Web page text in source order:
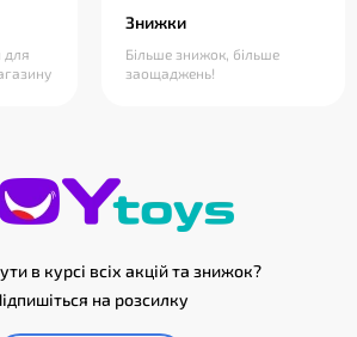
для
Знижки
Більше знижок, більше
заощаджень!
в курсі всіх акцій та знижок?
на розсилку